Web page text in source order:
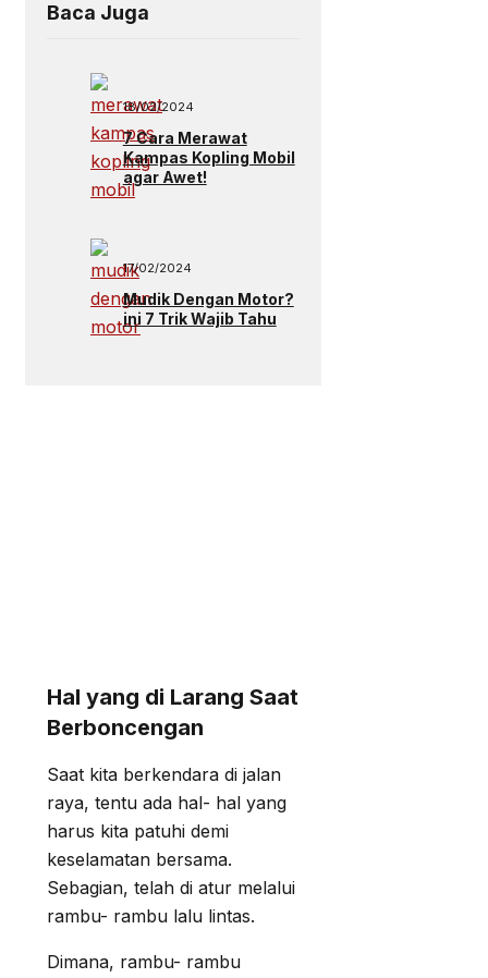
Baca Juga
18/02/2024
7 Cara Merawat
Kampas Kopling Mobil
agar Awet!
17/02/2024
Mudik Dengan Motor?
ini 7 Trik Wajib Tahu
Hal yang di Larang Saat
Berboncengan
Saat kita berkendara di jalan
raya, tentu ada hal- hal yang
harus kita patuhi demi
keselamatan bersama.
Sebagian, telah di atur melalui
rambu- rambu lalu lintas.
Dimana, rambu- rambu